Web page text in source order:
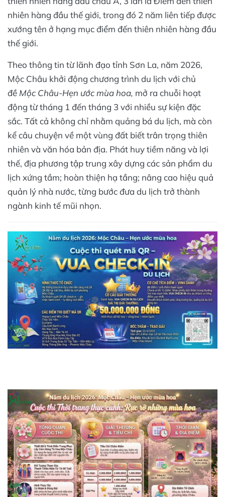
nhiên hàng đầu thế giới, trong đó 2 năm liên tiếp được
xướng tên ở hạng mục điểm đến thiên nhiên hàng đầu
thế giới.
Theo thông tin từ lãnh đạo tỉnh Sơn La, năm 2026,
Mộc Châu khởi động chương trình du lịch với chủ
đề Mộc Châu-Hẹn ước mùa hoa, mở ra chuỗi hoạt
động từ tháng 1 đến tháng 3 với nhiều sự kiện đặc
sắc. Tất cả không chỉ nhằm quảng bá du lịch, mà còn
kể câu chuyện về một vùng đất biết trân trọng thiên
nhiên và văn hóa bản địa. Phát huy tiềm năng và lợi
thế, địa phương tập trung xây dựng các sản phẩm du
lịch xứng tầm; hoàn thiện hạ tầng; nâng cao hiệu quả
quản lý nhà nước, từng bước đưa du lịch trở thành
ngành kinh tế mũi nhọn.